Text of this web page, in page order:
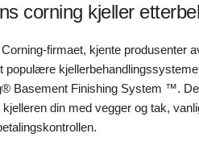
corning kjeller
firmaet, kjente produsenter
populære
Basement Finishing System ™.
kjelleren din med vegger og tak,